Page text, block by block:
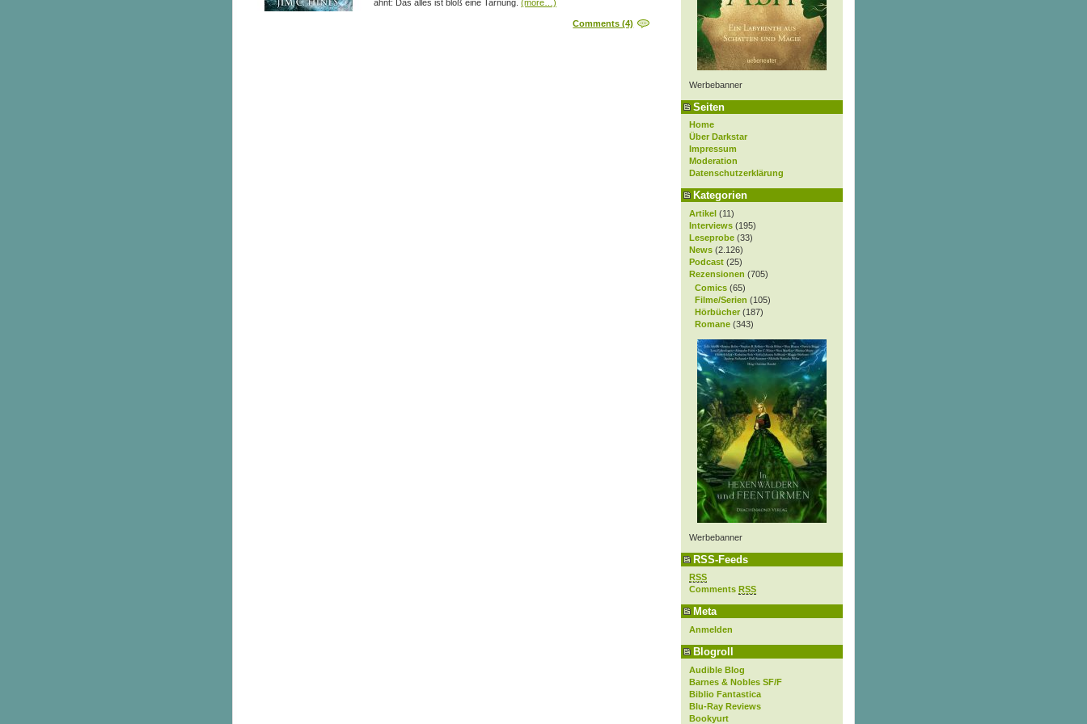
Werbebanner
Seiten
Home
Über Darkstar
Impressum
Moderation
Datenschutzerklärung
Kategorien
Artikel (11)
Interviews (195)
Leseprobe (33)
News (2.126)
Podcast (25)
Rezensionen (705)
Comics (65)
Filme/Serien (105)
Hörbücher (187)
Romane (343)
Werbebanner
RSS-Feeds
RSS
Comments RSS
Meta
Anmelden
Blogroll
Audible Blog
Barnes & Nobles SF/F
Biblio Fantastica
Blu-Ray Reviews
Bookyurt
ahnt: Das alles ist bloß eine Tarnung. (more…)
Comments (4)